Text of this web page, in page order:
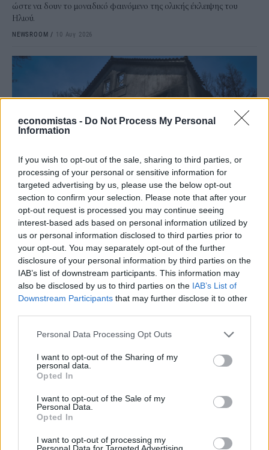
economistas - Do Not Process My Personal
Information
If you wish to opt-out of the sale, sharing to third parties, or
processing of your personal or sensitive information for
targeted advertising by us, please use the below opt-out
section to confirm your selection. Please note that after your
opt-out request is processed you may continue seeing
interest-based ads based on personal information utilized by
us or personal information disclosed to third parties prior to
your opt-out. You may separately opt-out of the further
disclosure of your personal information by third parties on the
IAB’s list of downstream participants. This information may
also be disclosed by us to third parties on the IAB’s List of
Downstream Participants that may further disclose it to other
Personal Data Processing Opt Outs
I want to opt-out of the Sharing of my
personal data.
Opted In
I want to opt-out of the Sale of my
Personal Data.
Opted In
I want to opt-out of processing my
Personal Data for Targeted Advertising.
ώστε να δουν το μοναδικό φαινόμενο της ολικής έκλειψης του
Ηλιού.
NEWSROOM / 10 Αυγ 2026
Αποζημιώσεις πυρόπληκτων: Αιτήσεις από
σήμερα – Σε 10 μέρες οι πρώτες πληρωμές
Από σήμερα, Δευτέρα 10 Αυγούστου, ξεκινά η διαδικασία υποβολής
αιτήσεων για τις αποζημιώσεις των πολιτών που επλήγησαν από
τις μεγάλες πυρκαγιές των προηγούμενων ημερών. Σύμφωνα με τον
υφυπουργό Κλιματικής Κρίσης και Πολιτικής Προστασίας Κώστα
Κατσαφάδο, οι πρώτες πληρωμές μπορούν να γίνουν μέσα σε
διάστημα δέκα ημερών από τη στιγμή που θα παραληφθεί από